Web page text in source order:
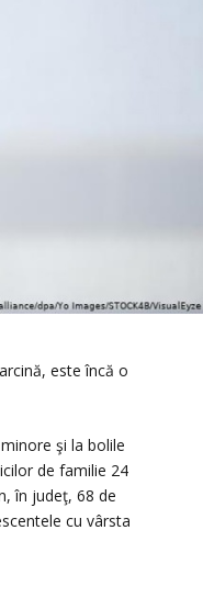
este încă o
şi la bolile
de familie 24
în judeţ, 68 de
cu vârsta